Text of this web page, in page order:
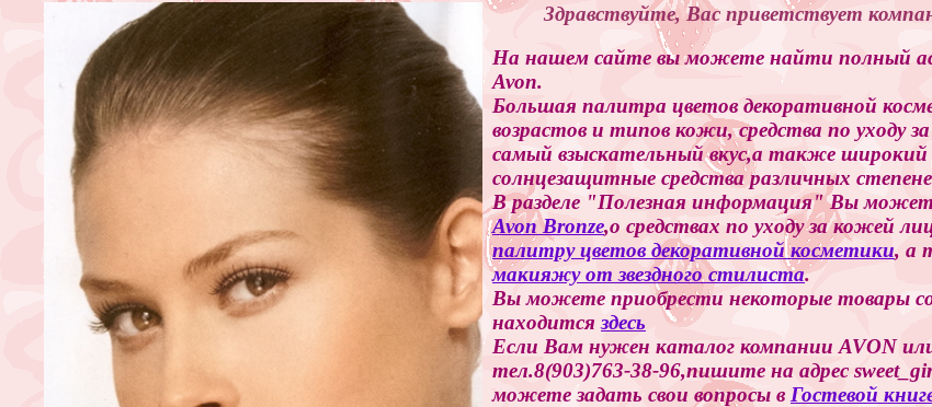
Здравствуйте, Вас приветствует
На нашем сайте вы можете найти полный
Avon.
Большая палитра цветов декоративной
возрастов и типов кожи, средства по уходу
самый взыскательный вкус,а также
солнцезащитные средства различных
В разделе "Полезная информация" Вы
Avon Bronze,о средствах по уходу за кожей
палитру цветов декоративной косметики, а
макияжу от звездного стилиста.
Вы можете приобрести некоторые товары со
находитсяздесь
Если Вам нужен каталог компании AVON
тел.8(903)763-38-96,пишите на адрес
можете задать свои вопросы в Гостевой